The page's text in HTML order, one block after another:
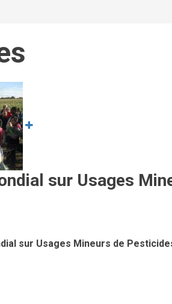
sur Usages
sur Usages Mineurs de